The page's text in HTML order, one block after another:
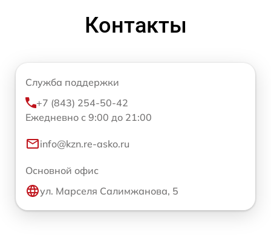
Контакты
Служба поддержки
+7 (843) 254-50-42
Ежедневно с 9:00 до 21:00
info@kzn.re-asko.ru
Основной офис
ул. Марселя Салимжанова, 5